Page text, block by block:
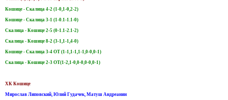
Кошице - Скалица 4-2 (1-0,1-0,2-2)
Кошице - Скалица 3-1 (1-0.1-1.1-0)
Скалица - Кошице 2-5 (0-1.1-2.1-2)
Скалица - Кошице 8-2 (3-1,1-1,4-0)
Кошице - Скалица 3-4 ОТ (1-1,1-1,1-1,0-0,0-1)
Скалица - Кошице 2-3 ОТ(1-2,1-0,0-0,0-0,0-1)
ХК Кошице
Мирослав Липовский, Юлий Гудачек, Матуш Андреанин